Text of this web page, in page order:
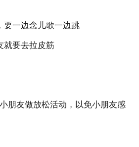
要一边念儿歌一边跳
就要去拉皮筋
朋友做放松活动，以免小朋友感